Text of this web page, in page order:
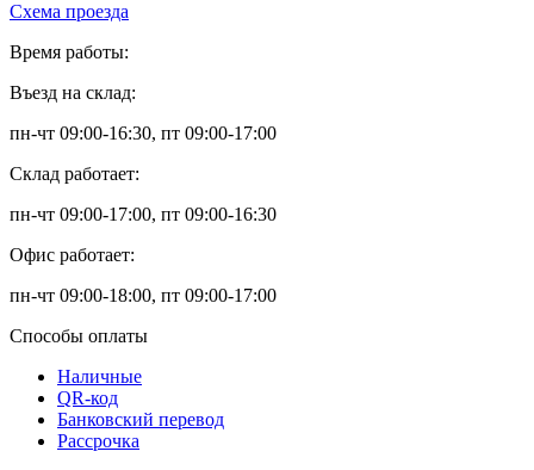
Схема проезда
Время работы:
Въезд на склад:
пн-чт 09:00-16:30, пт 09:00-17:00
Склад работает:
пн-чт 09:00-17:00, пт 09:00-16:30
Офис работает:
пн-чт 09:00-18:00, пт 09:00-17:00
Способы оплаты
Наличные
QR-код
Банковский перевод
Рассрочка